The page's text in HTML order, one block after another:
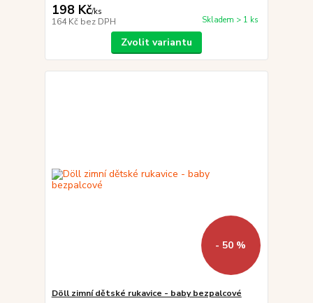
198 Kč/ks
164 Kč bez DPH Skladem > 1 ks
Zvolit variantu
- 50 %
Döll zimní dětské rukavice - baby bezpalcové